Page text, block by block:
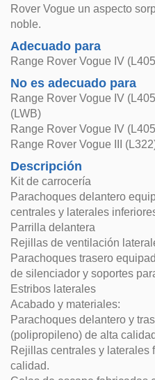
Rover Vogue un aspecto
noble.
Adecuado para
Range Rover Vogue IV
No es adecuado para
Range Rover Vogue IV
(LWB)
Range Rover Vogue IV
Range Rover Vogue III
Descripción
Kit de carrocería
Parachoques delantero
centrales y laterales
Parrilla delantera
Rejillas de ventilación
Parachoques trasero
de silenciador y soportes
Estribos laterales
Acabado y materiales:
Parachoques delantero y
(polipropileno) de alta calidad
Rejillas centrales y laterales
calidad.